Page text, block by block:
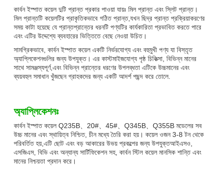
কার্বন ইস্পাত কয়েল দুটি প্রান্ত প্রকার পাওয়া যায়ঃ মিল প্রান্ত এবং স্লিট প্রান্ত।
মিল প্রান্তটি কয়েলটির প্রাকৃতিকভাবে গঠিত প্রান্ত,যখন ছিদ্র প্রান্ত প্রক্রিয়াকরণের
সময় কাটা হয়েছে যে প্রান্তপ্রান্তের ধরনটি পণ্যটির কার্যকারিতা প্রভাবিত করতে পারে
এবং এটির উদ্দেশ্যে ব্যবহারের ভিত্তিতে বেছে নেওয়া উচিত।
সামগ্রিকভাবে, কার্বন ইস্পাত কয়েল একটি নির্ভরযোগ্য এবং বহুমুখী পণ্য যা বিস্তৃত
অ্যাপ্লিকেশনগুলির জন্য উপযুক্ত। এর কাস্টমাইজযোগ্য পৃষ্ঠ চিকিত্সা, বিভিন্ন মানের
সাথে সামঞ্জস্যপূর্ণ,এবং বিভিন্ন প্রান্তের ধরণের উপলব্ধতা এটিকে উচ্চমানের এবং
ব্যয়বহুল সমাধান খুঁজছেন গ্রাহকদের জন্য একটি আদর্শ পছন্দ করে তোলে.
অ্যাপ্লিকেশনঃ
কার্বন ইস্পাত কয়েল Q235B、20#、45#、Q345B、Q355B মডেলের সব
উচ্চ মানের এবং স্থায়িত্ব নিশ্চিত, চীন মধ্যে তৈরি করা হয়। কয়েল ওজন 3-8 টন থেকে
পরিবর্তিত হয়,এটি ছোট এবং বড় আকারের উভয় প্রকল্পের জন্য উপযুক্তআইএসও,
এসজিএস, বিভি এবং অন্যান্য সার্টিফিকেশন সহ, কার্বন স্টিল কয়েল মানসিক শান্তি এবং
মানের নিশ্চয়তা প্রদান করে।